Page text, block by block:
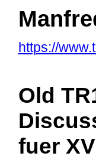
https://
Old
fuer